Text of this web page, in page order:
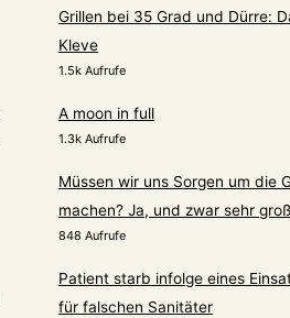
Grillen bei 35 Grad und Dürre:
Kleve
1.5k Aufrufe
A moon in full
1.3k Aufrufe
Müssen wir uns Sorgen um die
machen? Ja, und zwar sehr
848 Aufrufe
Patient starb infolge eines
für falschen Sanitäter